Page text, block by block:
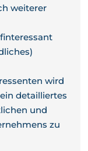
weiterer
wird
detailliertes
und
zu